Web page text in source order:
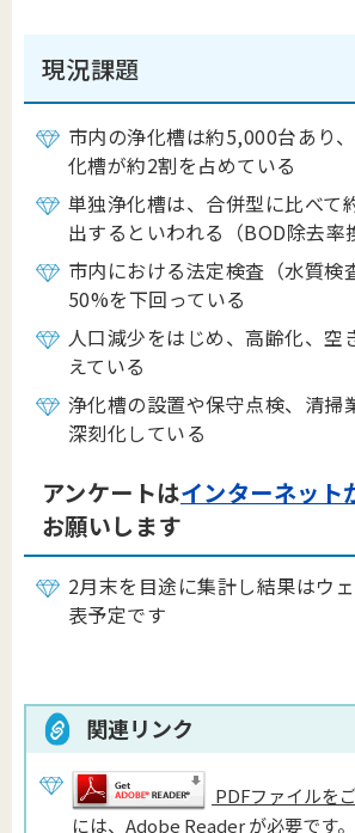
現況課題
市内の浄化槽は約5,000台あり
化槽が約2割を占めている
単独浄化槽は、合併型に比べて
出するといわれる（BOD除去率
市内における法定検査（水質検
50%を下回っている
人口減少をはじめ、高齢化、空
えている
浄化槽の設置や保守点検、清掃
深刻化している
アンケートはインターネット
お願いします
2月末を目途に集計し結果はウ
表予定です
関連リンク
PDFファイルを
には、Adobe Reader が必要です